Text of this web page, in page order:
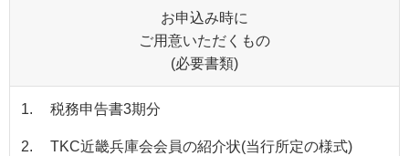
お申込み時に
ご用意いただくもの
(必要書類)
1. 税務申告書3期分
2. TKC近畿兵庫会会員の紹介状(当行所定の様式)